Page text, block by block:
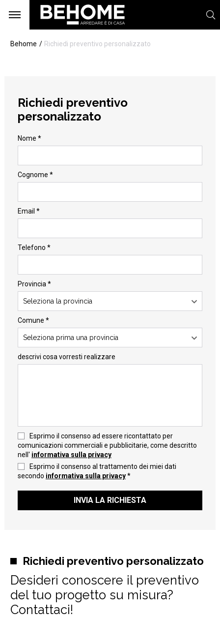
Behome Richiedi preventivo personalizzato
Richiedi preventivo personalizzato
Desideri conoscere il preventivo
del tuo progetto su misura?
Contattaci!
Richiedi preventivo
personalizzato
Nome *
Cognome *
Email *
Telefono *
Provincia *
Seleziona la provincia
Comune *
Seleziona prima una provincia
descrivi cosa vorresti realizzare
Esprimo il consenso ad essere ricontattato per
comunicazioni commerciali e pubblicitarie, come descritto
nell' informativa sulla privacy
Esprimo il consenso al trattamento dei miei dati
secondo informativa sulla privacy*
INVIA LA RICHIESTA